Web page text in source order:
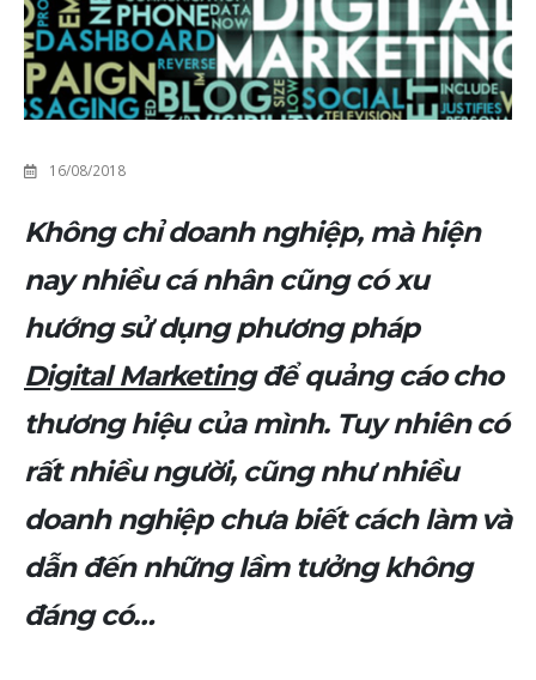
16/08/2018
Không chỉ doanh nghiệp, mà hiện
nay nhiều cá nhân cũng có xu
hướng sử dụng phương pháp
Digital Marketingđể quảng cáo cho
thương hiệu của mình. Tuy nhiên có
rất nhiều người, cũng như nhiều
doanh nghiệp chưa biết cách làm và
dẫn đến những lầm tưởng không
đáng có…